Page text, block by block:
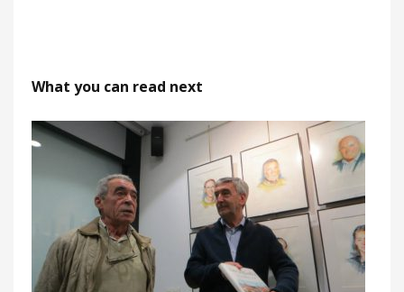
What you can read next